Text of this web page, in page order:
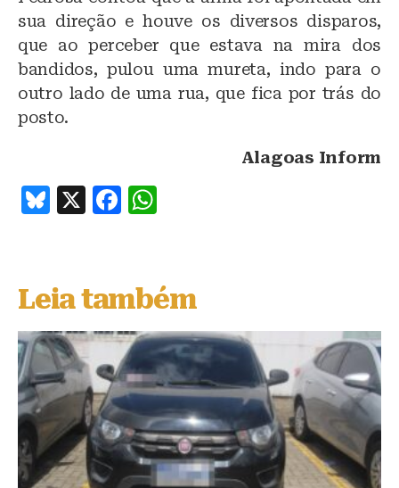
sua direção e houve os diversos disparos,
que ao perceber que estava na mira dos
bandidos, pulou uma mureta, indo para o
outro lado de uma rua, que fica por trás do
posto.
Alagoas Inform
B
s
k
y
X
F
e
b
o
o
k
s
A
p
p
Leia também